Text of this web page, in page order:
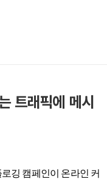
트래픽에 메시
깅 캠페인이 온라인 커